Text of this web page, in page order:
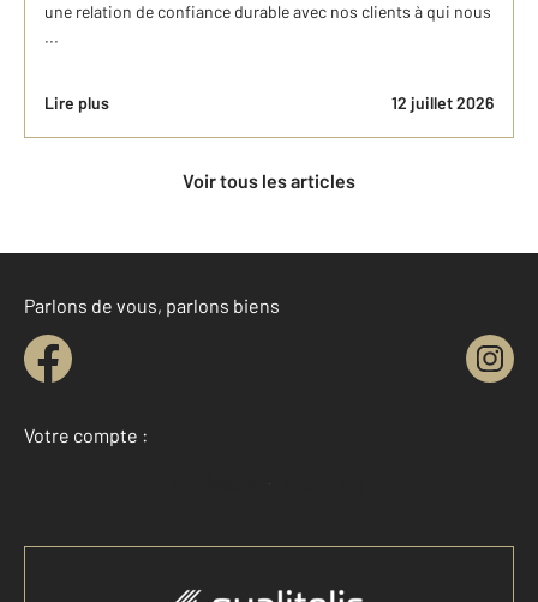
une relation de confiance durable avec nos clients à qui nous
...
Lire plus 12 juillet 2026
Voir tous les articles
Parlons de vous, parlons biens
Votre compte :
Accéder à mon compte